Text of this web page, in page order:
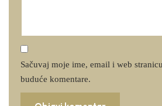
Sačuvaj moje ime, email i web
buduće komentare.